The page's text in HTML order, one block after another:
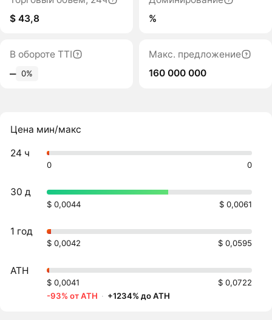
$ 43,8
%
В обороте TTI
‒ 0%
Макс. предложение
160 000 000
Цена мин/макс
24 ч
0 0
30 д
$ 0,0044 $ 0,0061
1 год
$ 0,0042 $ 0,0595
ATH
$ 0,0041
$ 0,0722
-93% от ATH · +1234% до ATH